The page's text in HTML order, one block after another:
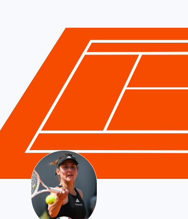
France